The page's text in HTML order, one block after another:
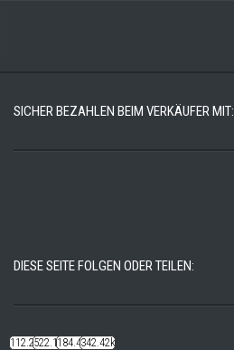
SICHER BEZAHLEN BEIM VERKÄUFER MIT:
DIESE SEITE FOLGEN ODER TEILEN:
112.22k522.14k184.48k342.42k